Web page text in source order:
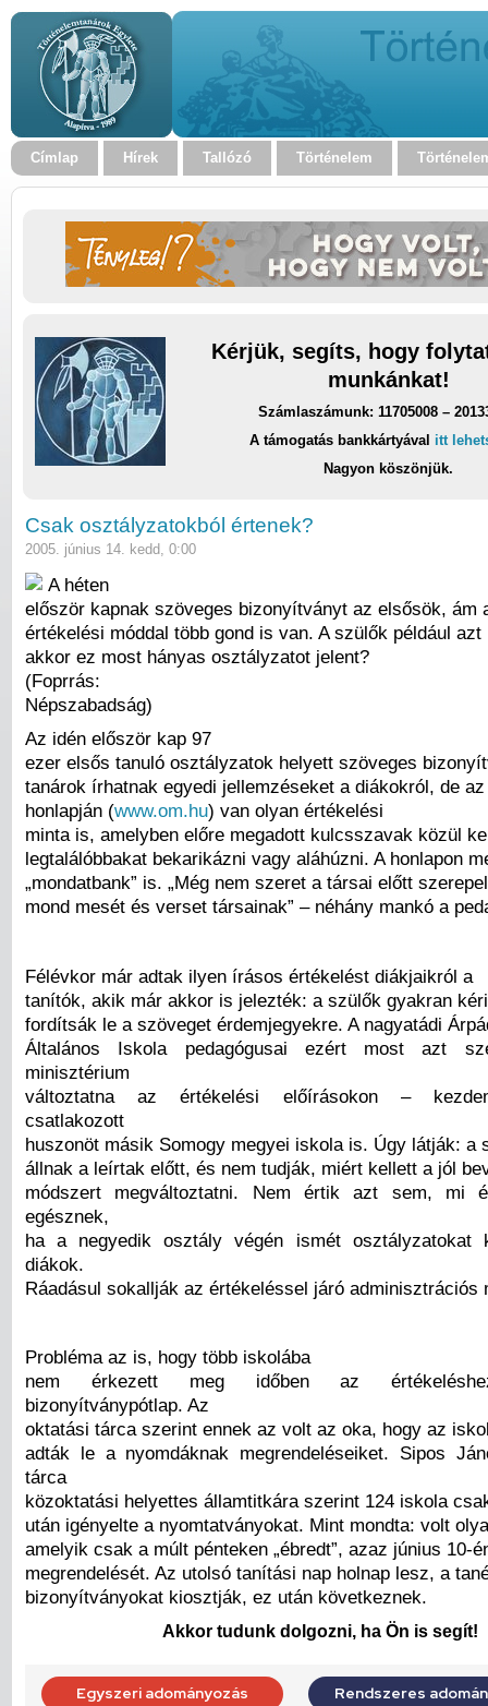
Címlap Hírek Tallózó Történelem
Kérjük, segíts, hogy
munkánkat!
Számlaszámunk: 11705008 –
A támogatás bankkártyával itt
Nagyon köszönjük.
Csak osztályzatokból értenek?
2005. június 14. kedd, 0:00
A héten
először kapnak szöveges bizonyítványt az elsősök, ám
értékelési móddal több gond is van. A szülők például
akkor ez most hányas osztályzatot jelent?
(Foprrás:
Népszabadság)
Az idén először kap 97
ezer elsős tanuló osztályzatok helyett szöveges
tanárok írhatnak egyedi jellemzéseket a diákokról, de
honlapján (www.om.hu) van olyan értékelési
minta is, amelyben előre megadott kulcsszavak közül
legtalálóbbakat bekarikázni vagy aláhúzni. A honlapon
„mondatbank” is. „Még nem szeret a társai előtt
mond mesét és verset társainak” – néhány mankó a
Félévkor már adtak ilyen írásos értékelést diákjaikról a
tanítók, akik már akkor is jelezték: a szülők gyakran
fordítsák le a szöveget érdemjegyekre. A nagyatádi
Általános Iskola pedagógusai ezért most azt
minisztérium
változtatna az értékelési előírásokon –
csatlakozott
huszonöt másik Somogy megyei iskola is. Úgy látják: a
állnak a leírtak előtt, és nem tudják, miért kellett a jól
módszert megváltoztatni. Nem értik azt sem, mi
egésznek,
ha a negyedik osztály végén ismét osztályzatokat
diákok.
Ráadásul sokallják az értékeléssel járó adminisztrációs
Probléma az is, hogy több iskolába
nem érkezett meg időben az
bizonyítványpótlap. Az
oktatási tárca szerint ennek az volt az oka, hogy az
adták le a nyomdáknak megrendeléseiket. Sipos
tárca
közoktatási helyettes államtitkára szerint 124 iskola
után igényelte a nyomtatványokat. Mint mondta: volt
amelyik csak a múlt pénteken „ébredt”, azaz június 10-
megrendelését. Az utolsó tanítási nap holnap lesz, a
bizonyítványokat kiosztják, ez után következnek.
Akkor tudunk dolgozni, ha Ön is segít!